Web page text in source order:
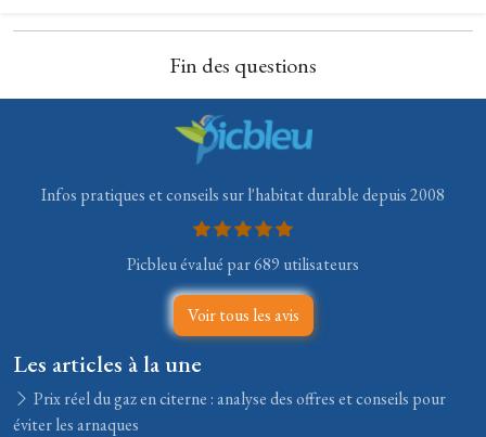
Fin des questions
Infos pratiques et conseils sur l'habitat durable depuis 2008
Picbleu évalué par 689 utilisateurs
Voir tous les avis
Les articles à la une
Prix réel du gaz en citerne : analyse des offres et conseils pour
éviter les arnaques